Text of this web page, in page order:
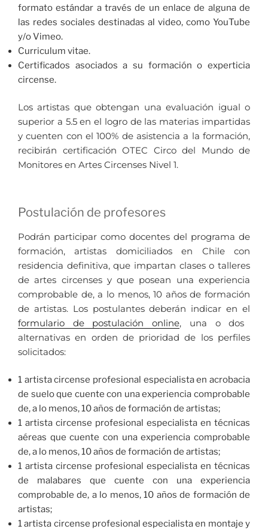
formato estándar a través de un enlace de alguna de
las redes sociales destinadas al video, como YouTube
y/o Vimeo.
Curriculum vitae.
Certificados asociados a su formación o experticia
circense.
Los artistas que obtengan una evaluación igual o
superior a 5.5 en el logro de las materias impartidas
y cuenten con el 100% de asistencia a la formación,
recibirán certificación OTEC Circo del Mundo de
Monitores en Artes Circenses Nivel 1.
Postulación de profesores
Podrán participar como docentes del programa de
formación, artistas domiciliados en Chile con
residencia definitiva, que impartan clases o talleres
de artes circenses y que posean una experiencia
comprobable de, a lo menos, 10 años de formación
de artistas. Los postulantes deberán indicar en el
formulario de postulación online, una o dos
alternativas en orden de prioridad de los perfiles
solicitados:
1 artista circense profesional especialista en acrobacia
de suelo que cuente con una experiencia comprobable
de, a lo menos, 10 años de formación de artistas;
1 artista circense profesional especialista en técnicas
aéreas que cuente con una experiencia comprobable
de, a lo menos, 10 años de formación de artistas;
1 artista circense profesional especialista en técnicas
de malabares que cuente con una experiencia
comprobable de, a lo menos, 10 años de formación de
artistas;
1 artista circense profesional especialista en montaje y